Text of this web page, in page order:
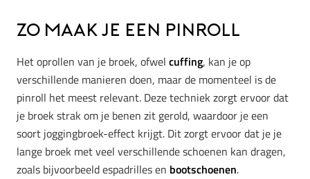
Zo maak je een pinroll
Het oprollen van je broek, ofwel cuffing, kan je op
verschillende manieren doen, maar de momenteel is de
pinroll het meest relevant. Deze techniek zorgt ervoor dat
je broek strak om je benen zit gerold, waardoor je een
soort joggingbroek-effect krijgt. Dit zorgt ervoor dat je je
lange broek met veel verschillende schoenen kan dragen,
zoals bijvoorbeeld espadrilles en bootschoenen.